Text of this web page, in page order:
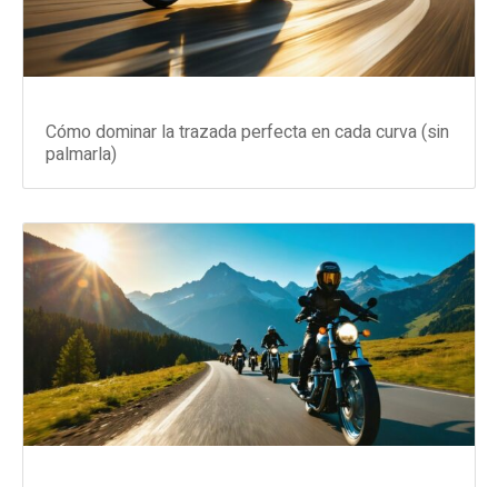
Cómo dominar la trazada perfecta en cada curva (sin
palmarla)